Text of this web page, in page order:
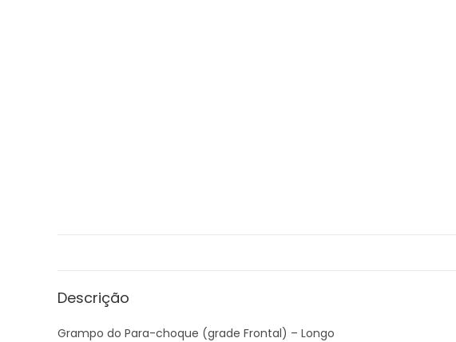
Descrição
Grampo do Para-choque (grade Frontal) – Longo